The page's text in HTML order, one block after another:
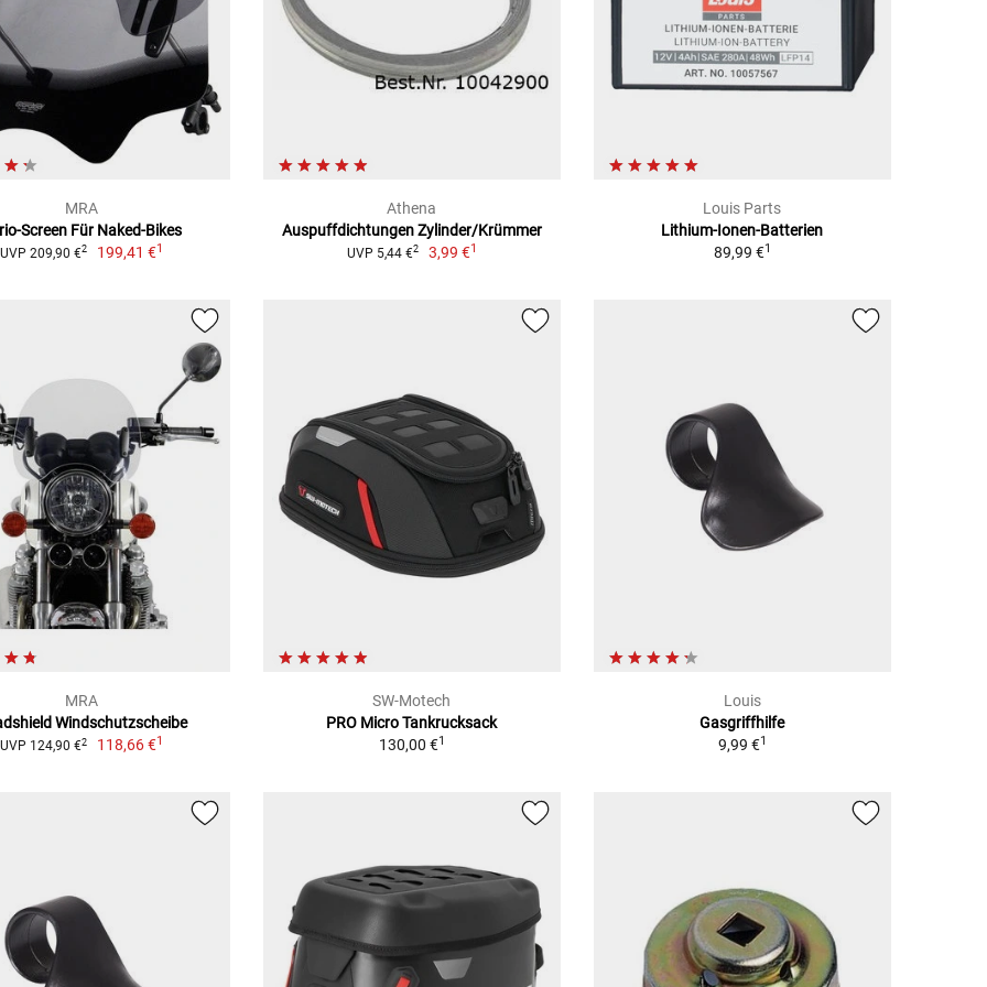
MRA
Screen Für Naked-Bikes
UVP 209,90 €2 199,41 €1
Athena
Auspuffdichtungen Zylinder/Krümmer
UVP 5,44 €2 3,99 €1
Louis Parts
Lithium-Ionen-Batterien
89,99 €1
MRA
Windschutzscheibe
UVP 124,90 €2 118,66 €1
SW-Motech
PRO Micro Tankrucksack
130,00 €1
Louis
Gasgriffhilfe
9,99 €1